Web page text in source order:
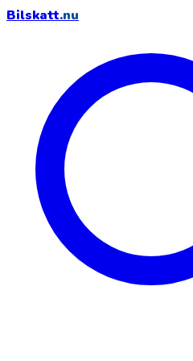
Bilskatt.nu